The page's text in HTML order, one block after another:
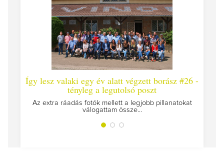
Így lesz valaki egy év alatt végzett borász #26 -
tényleg a legutolsó poszt
Az extra ráadás fotók mellett a legjobb pillanatokat
válogattam össze...